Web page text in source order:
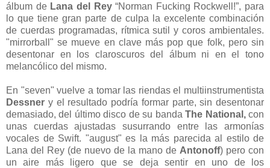
álbum de Lana del Rey“Norman Fucking Rockwell!”, para
lo que tiene gran parte de culpa la excelente combinación
de cuerdas programadas, rítmica sutil y coros ambientales.
"mirrorball" se mueve en clave más pop que folk, pero sin
desentonar en los claroscuros del álbum ni en el tono
melancólico del mismo.
En "seven" vuelve a tomar las riendas el multiinstrumentista
Dessner y el resultado podría formar parte, sin desentonar
demasiado, del último disco de su bandaThe National,con
unas cuerdas ajustadas susurrando entre las armonías
vocales de Swift. "august" es la más parecida al estilo de
Lana del Rey (de nuevo de la mano de Antonoff) pero con
un aire más ligero que se deja sentir en uno de los